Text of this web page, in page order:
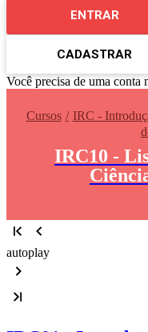
ENTRAR
CADASTRAR
Você precisa de uma conta
Cursos
IRC -
IRC10 -
autoplay